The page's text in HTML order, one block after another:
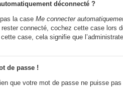
déconnecté ?
la caseMe connecter
connecté, cochez cette case lors
case, cela signifie que
de passe !
que votre mot de passe ne puisse